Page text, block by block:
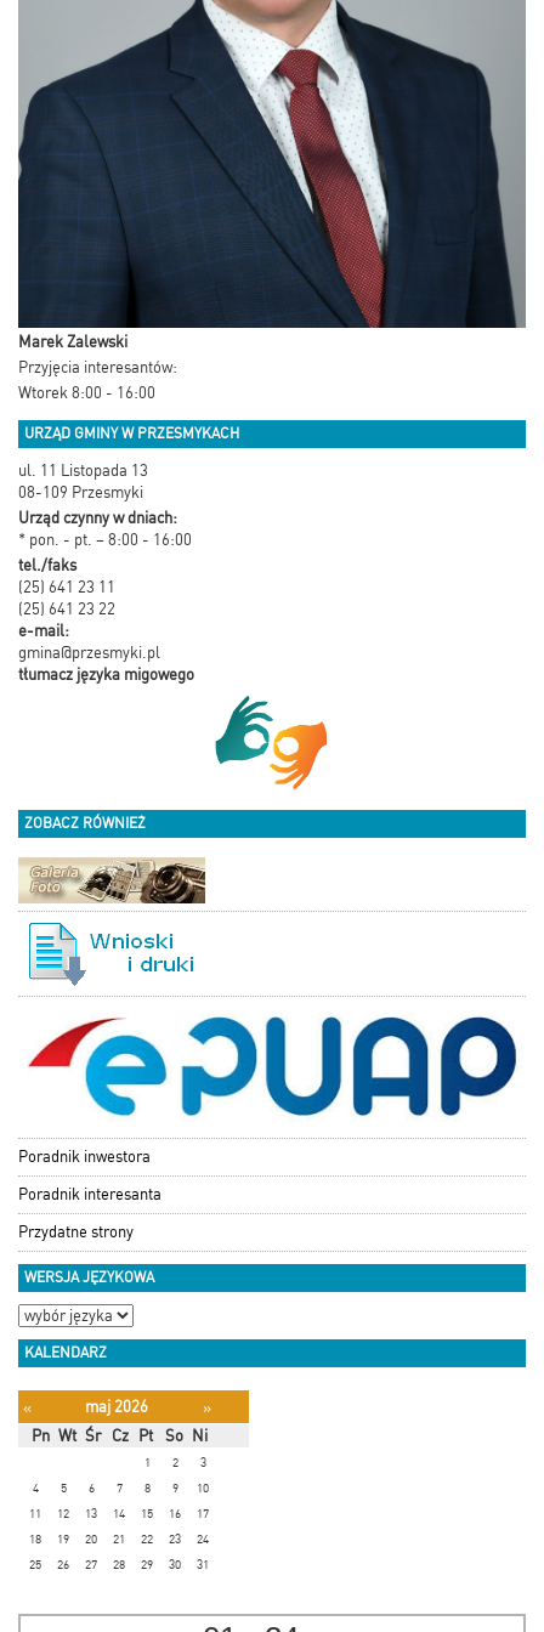
Marek Zalewski
Przyjęcia interesantów:
Wtorek 8:00 - 16:00
URZĄD GMINY W PRZESMYKACH
ul. 11 Listopada 13
08-109 Przesmyki
Urząd czynny w dniach:
* pon. - pt. – 8:00 - 16:00
tel./faks
(25) 641 23 11
(25) 641 23 22
e-mail:
gmina@przesmyki.pl
tłumacz języka migowego
ZOBACZ RÓWNIEŻ
Poradnik inwestora
Poradnik interesanta
Przydatne strony
WERSJA JĘZYKOWA
KALENDARZ
« maj 2026
»
Pn Wt Śr Cz Pt So Ni
1 2
3
4
5 6 7 8 9
10
11
12 13 14 15 16
17
18
19 20 21 22 23
24
25
26 27 28 29 30 31